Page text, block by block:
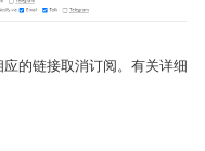
的链接取消订阅。有关详细